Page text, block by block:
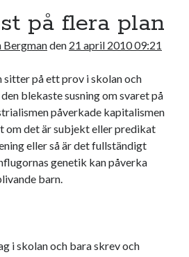
F L S
2 3 4
11
16 17 18
23 24 25
på flera plan
Bergmanden 21 april 2010 09:21
sitter på ett prov i skolan och
blekaste susning om svaret på
påverkade kapitalismen
om det är subjekt eller predikat
eller så är det fullständigt
genetik kan påverka
barn.
i skolan och bara skrev och